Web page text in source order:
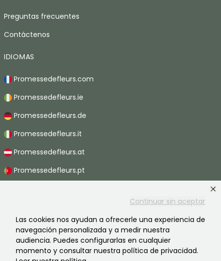
Continuar sin aceptar
Las cookies nos ayudan a ofrecerle una experiencia de
navegación personalizada y a medir nuestra
audiencia. Puedes configurarlas en cualquier
momento y consultar nuestra política de privacidad.
Preguntas frecuentes
Contáctenos
IDIOMAS
Promessedefleurs.com
Promessedefleurs.ie
Promessedefleurs.de
Promessedefleurs.it
Promessedefleurs.at
Promessedefleurs.pt
Promessedefleurs.ch